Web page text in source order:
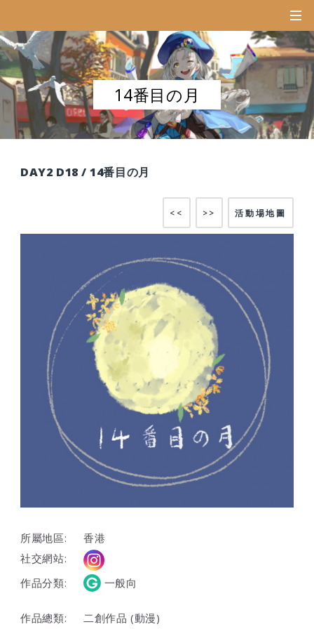
14番目の月
DAY2 D18 / 14番目の月
活動場地圖
>>
<<
所屬地區:
香港
社交網站:
作品分類:
一般向
作品總類: 二創作品 (動漫)